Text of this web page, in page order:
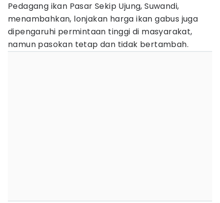
Pedagang ikan Pasar Sekip Ujung, Suwandi,
menambahkan, lonjakan harga ikan gabus juga
dipengaruhi permintaan tinggi di masyarakat,
namun pasokan tetap dan tidak bertambah.